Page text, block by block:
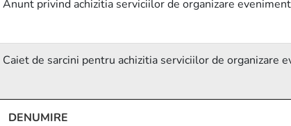
Anunt privind achizitia serviciilor de organizare
Caiet de sarcini pentru achizitia serviciilor de organizare
DENUMIRE